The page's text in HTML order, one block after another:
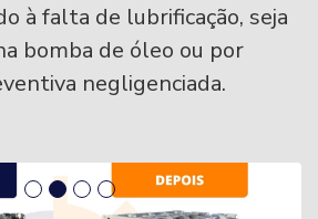
à falta de lubrificação, seja
bomba de óleo ou por
negligenciada.